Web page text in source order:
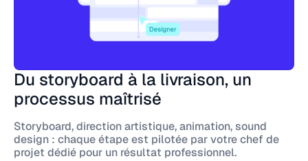
Du storyboard à la livraison, un
processus maîtrisé
Storyboard, direction artistique, animation, sound
design : chaque étape est pilotée par votre chef de
projet dédié pour un résultat professionnel.